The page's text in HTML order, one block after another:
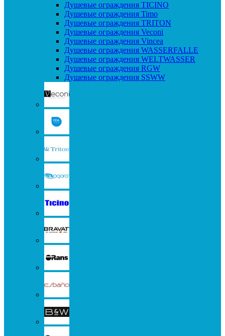
Душевые ограждения TICINO
Душевые ограждения Timo
Душевые ограждения TRITON
Душевые ограждения Veconi
Душевые ограждения Vincea
Душевые ограждения WASSERFALLE
Душевые ограждения WELTWASSER
Душевые ограждения RGW
Душевые ограждения SSWW